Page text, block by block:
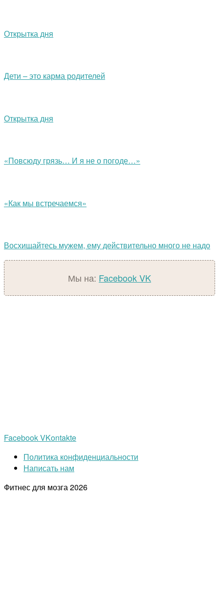
Открытка дня
Дети – это карма родителей
Открытка дня
«Повсюду грязь… И я не о погоде…»
«Как мы встречаемся»
Восхищайтесь мужем, ему действительно много не надо
Мы на: FacebookVK
FacebookVKontakte
Политика конфиденциальности
Написать нам
Фитнес для мозга2026